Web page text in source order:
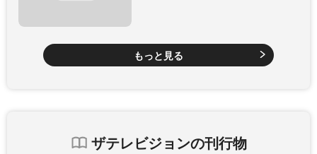
もっと見る
ザテレビジョンの刊行物